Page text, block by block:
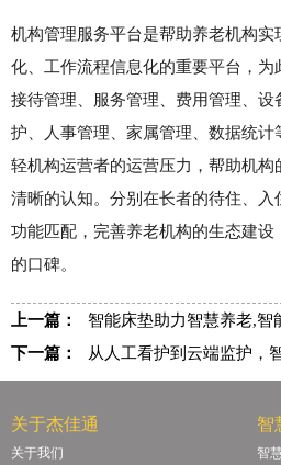
机构管理服务平台是帮助养老机构实
化、工作流程信息化的重要平台，为
接待管理、服务管理、费用管理、
护、人事管理、家属管理、数据统
轻机构运营者的运营压力，帮助机
清晰的认知。分别在长者的待住、
功能匹配，完善养老机构的生态建
的口碑。
上一篇：
智能床垫助力智慧养老,智
下一篇：
从人工看护到云端监护，
关于杰佳通
关于我们
智
智